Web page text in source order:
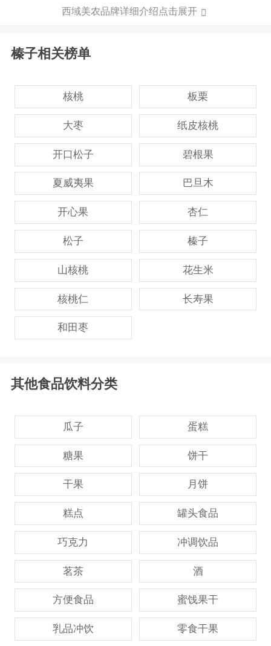
我们的诚信、实力和产品质量在业内是有口皆碑的。
西域美农品牌详细介绍点击展开
榛子相关榜单
核桃 板栗
大枣 纸皮核桃
开口松子 碧根果
夏威夷果 巴旦木
开心果 杏仁
松子 榛子
山核桃 花生米
核桃仁 长寿果
和田枣
其他食品饮料分类
瓜子 蛋糕
糖果 饼干
干果 月饼
糕点 罐头食品
巧克力 冲调饮品
茗茶 酒
方便食品 蜜饯果干
乳品冲饮 零食干果